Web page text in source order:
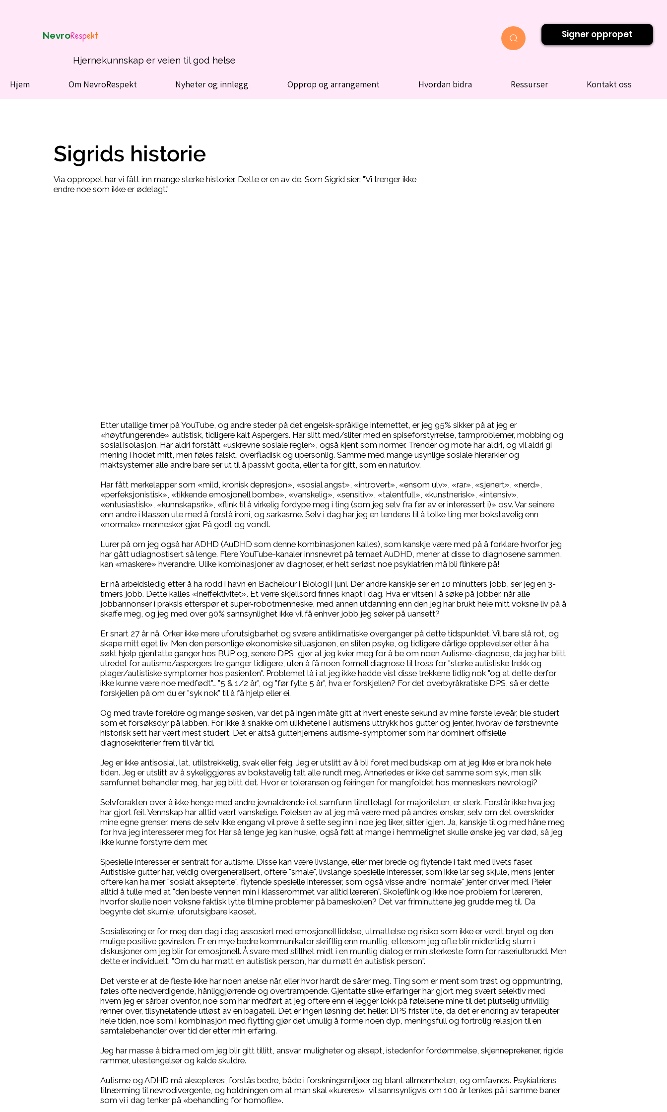
NevroRespekt
Hjernekunnskap er veien til god helse
Signer oppropet
Hjem Om NevroRespekt Nyheter og innlegg Opprop og arrangement Hvordan bidra Ressurser Kontakt oss
Sigrids historie
Via oppropet har vi fått inn mange sterke historier. Dette er en av de. Som Sigrid sier: "Vi trenger ikke
endre noe som ikke er ødelagt."
Etter utallige timer på YouTube, og andre steder på det engelsk-språklige internettet, er jeg 95% sikker på at jeg er
«høytfungerende» autistisk, tidligere kalt Aspergers. Har slitt med/sliter med en spiseforstyrrelse, tarmproblemer, mobbing og
sosial isolasjon. Har aldri forstått «uskrevne sosiale regler», også kjent som normer. Trender og mote har aldri, og vil aldri gi
mening i hodet mitt, men føles falskt, overfladisk og upersonlig. Samme med mange usynlige sosiale hierarkier og
maktsystemer alle andre bare ser ut til å passivt godta, eller ta for gitt, som en naturlov.
Har fått merkelapper som «mild, kronisk depresjon», «sosial angst», «introvert», «ensom ulv», «rar», «sjenert», «nerd»,
«perfeksjonistisk», «tikkende emosjonell bombe», «vanskelig», «sensitiv», «talentfull», «kunstnerisk», «intensiv»,
«entusiastisk», «kunnskapsrik», «flink til å virkelig fordype meg i ting (som jeg selv fra før av er interessert i)» osv. Var seinere
enn andre i klassen ute med å forstå ironi, og sarkasme. Selv i dag har jeg en tendens til å tolke ting mer bokstavelig enn
«normale» mennesker gjør. På godt og vondt.
Lurer på om jeg også har ADHD (AuDHD som denne kombinasjonen kalles), som kanskje være med på å forklare hvorfor jeg
har gått udiagnostisert så lenge. Flere YouTube-kanaler innsnevret på temaet AuDHD, mener at disse to diagnosene sammen,
kan «maskere» hverandre. Ulike kombinasjoner av diagnoser, er helt seriøst noe psykiatrien må bli flinkere på!
Er nå arbeidsledig etter å ha rodd i havn en Bachelour i Biologi i juni. Der andre kanskje ser en 10 minutters jobb, ser jeg en 3-
timers jobb. Dette kalles «ineffektivitet». Et verre skjellsord finnes knapt i dag. Hva er vitsen i å søke på jobber, når alle
jobbannonser i praksis etterspør et super-robotmenneske, med annen utdanning enn den jeg har brukt hele mitt voksne liv på å
skaffe meg, og jeg med over 90% sannsynlighet ikke vil få enhver jobb jeg søker på uansett?
Er snart 27 år nå. Orker ikke mere uforutsigbarhet og svære antiklimatiske overganger på dette tidspunktet. Vil bare slå rot, og
skape mitt eget liv. Men den personlige økonomiske situasjonen, en sliten psyke, og tidligere dårlige opplevelser etter å ha
søkt hjelp gjentatte ganger hos BUP og, senere DPS, gjør at jeg kvier meg for å be om noen Autisme-diagnose, da jeg har blitt
utredet for autisme/aspergers tre ganger tidligere, uten å få noen formell diagnose til tross for "sterke autistiske trekk og
plager/autistiske symptomer hos pasienten". Problemet lå i at jeg ikke hadde vist disse trekkene tidlig nok "og at dette derfor
ikke kunne være noe medfødt"… "5 & 1/2 år", og "før fylte 5 år", hva er forskjellen? For det overbyråkratiske DPS, så er dette
forskjellen på om du er "syk nok" til å få hjelp eller ei.
Og med travle foreldre og mange søsken, var det på ingen måte gitt at hvert eneste sekund av mine første leveår, ble studert
som et forsøksdyr på labben. For ikke å snakke om ulikhetene i autismens uttrykk hos gutter og jenter, hvorav de førstnevnte
historisk sett har vært mest studert. Det er altså guttehjernens autisme-symptomer som har dominert offisielle
diagnosekriterier frem til vår tid.
Jeg er ikke antisosial, lat, utilstrekkelig, svak eller feig. Jeg er utslitt av å bli foret med budskap om at jeg ikke er bra nok hele
tiden. Jeg er utslitt av å sykeliggjøres av bokstavelig talt alle rundt meg. Annerledes er ikke det samme som syk, men slik
samfunnet behandler meg, har jeg blitt det. Hvor er toleransen og feiringen for mangfoldet hos menneskers nevrologi?
Selvforakten over å ikke henge med andre jevnaldrende i et samfunn tilrettelagt for majoriteten, er sterk. Forstår ikke hva jeg
har gjort feil. Vennskap har alltid vært vanskelige. Følelsen av at jeg må være med på andres ønsker, selv om det overskrider
mine egne grenser, mens de selv ikke engang vil prøve å sette seg inn i noe jeg liker, sitter igjen. Ja, kanskje til og med håne meg
for hva jeg interesserer meg for. Har så lenge jeg kan huske, også følt at mange i hemmelighet skulle ønske jeg var død, så jeg
ikke kunne forstyrre dem mer.
Spesielle interesser er sentralt for autisme. Disse kan være livslange, eller mer brede og flytende i takt med livets faser.
Autistiske gutter har, veldig overgeneralisert, oftere "smale", livslange spesielle interesser, som ikke lar seg skjule, mens jenter
oftere kan ha mer "sosialt aksepterte", flytende spesielle interesser, som også visse andre "normale" jenter driver med. Pleier
alltid å tulle med at "den beste vennen min i klasserommet var alltid læreren". Skoleflink og ikke noe problem for læreren,
hvorfor skulle noen voksne faktisk lytte til mine problemer på barneskolen? Det var friminuttene jeg grudde meg til. Da
begynte det skumle, uforutsigbare kaoset.
Sosialisering er for meg den dag i dag assosiert med emosjonell lidelse, utmattelse og risiko som ikke er verdt bryet og den
mulige positive gevinsten. Er en mye bedre kommunikator skriftlig enn muntlig, ettersom jeg ofte blir midlertidig stum i
diskusjoner om jeg blir for emosjonell. Å svare med stillhet midt i en muntlig dialog er min sterkeste form for raseriutbrudd. Men
dette er individuelt. "Om du har møtt en autistisk person, har du møtt én autistisk person".
Det verste er at de fleste ikke har noen anelse når, eller hvor hardt de sårer meg. Ting som er ment som trøst og oppmuntring,
føles ofte nedverdigende, hånliggjørrende og overtrampende. Gjentatte slike erfaringer har gjort meg svært selektiv med
hvem jeg er sårbar ovenfor, noe som har medført at jeg oftere enn ei legger lokk på følelsene mine til det plutselig ufrivillig
renner over, tilsynelatende utløst av en bagatell. Det er ingen løsning det heller. DPS frister lite, da det er endring av terapeuter
hele tiden, noe som i kombinasjon med flytting gjør det umulig å forme noen dyp, meningsfull og fortrolig relasjon til en
samtalebehandler over tid der etter min erfaring.
Jeg har masse å bidra med om jeg blir gitt tillitt, ansvar, muligheter og aksept, istedenfor fordømmelse, skjenneprekener, rigide
rammer, utestengelser og kalde skuldre.
Autisme og ADHD må aksepteres, forstås bedre, både i forskningsmiljøer og blant allmennheten, og omfavnes. Psykiatriens
tilnærming til nevrodivergente, og holdningen om at man skal «kureres», vil sannsynligvis om 100 år tenkes på i samme baner
som vi i dag tenker på «behandling for homofile».